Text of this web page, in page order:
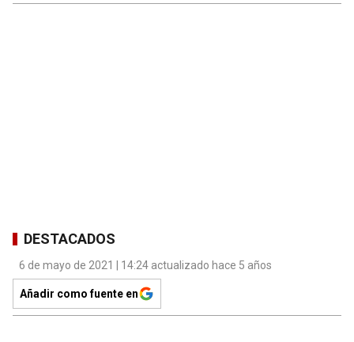
DESTACADOS
6 de mayo de 2021 | 14:24 actualizado hace 5 años
Añadir como fuente en